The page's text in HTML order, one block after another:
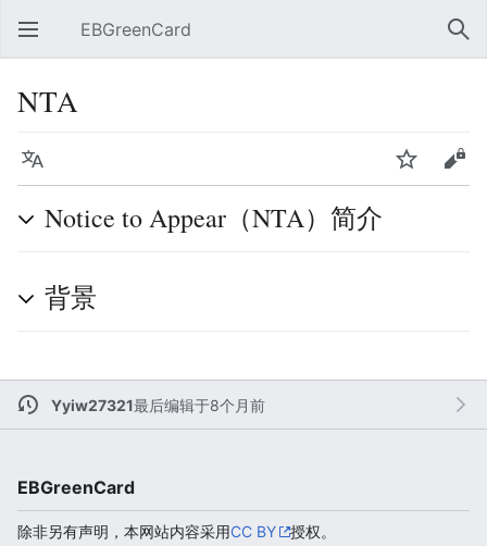
打开主菜单 EBGreenCard 搜索
NTA
语言
Notice to Appear（NTA）简介
背景
Yyiw27321最后编辑于8个月前
EBGreenCard
除非另有声明，本网站内容采用CC BY
授权。